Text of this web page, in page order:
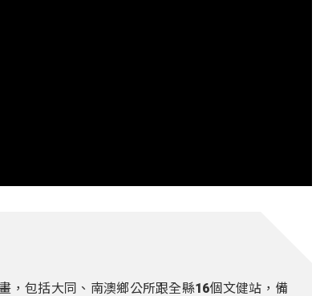
，包括大同、南澳鄉公所跟全縣16個文健站，備